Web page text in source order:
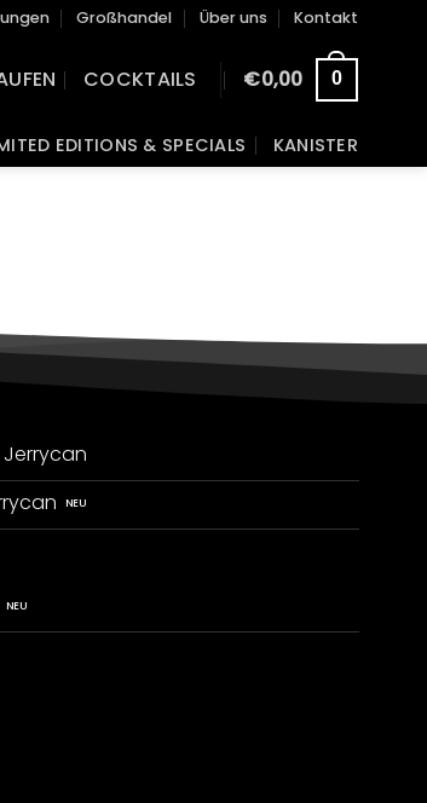
Großhandel Über uns Kontakt
COCKTAILS €0,00 0
EDITIONS & SPECIALS KANISTER
Jerrycan